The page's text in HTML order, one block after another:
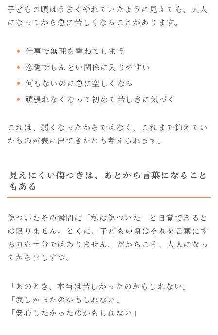
子どもの頃はうまくやれていたように見えても、大人
になってから急に苦しくなることがあります。
仕事で無理を重ねてしまう
恋愛でしんどい関係に入りやすい
何もないのに急に空しくなる
頑張れなくなって初めて苦しさに気づく
これは、弱くなったからではなく、これまで抑えてい
たものが表に出てきたとも考えられます。
見えにくい傷つきは、あとから言葉になること
もある
傷ついたその瞬間に「私は傷ついた」と自覚できると
は限りません。とくに、子どもの頃はそれを言葉にす
る力も十分ではありません。だからこそ、大人になっ
てから少しずつ、
「あのとき、本当は苦しかったのかもしれない」
「寂しかったのかもしれない」
「安心したかったのかもしれない」